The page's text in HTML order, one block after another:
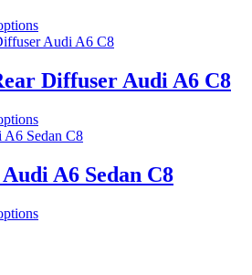
Diffuser Audi A6 C8
A6 Sedan C8